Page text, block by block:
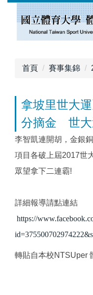
首頁 賽事集錦
拿坡里世大
分摘金 世大
李智凱連開胡，金銀
項目各破上屆2017世
眾望拿下二連霸!
詳細報導請點連結
https://
轉貼自本校NTSUper